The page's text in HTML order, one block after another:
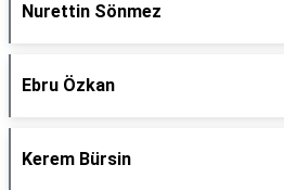
Nurettin Sönmez
Ebru Özkan
Kerem Bürsin